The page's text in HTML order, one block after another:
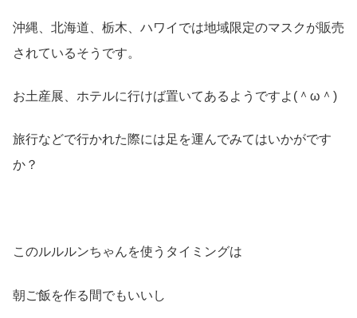
沖縄、北海道、栃木、ハワイでは地域限定のマスクが販売
されているそうです。
お土産展、ホテルに行けば置いてあるようですよ(＾ω＾)
旅行などで行かれた際には足を運んでみてはいかがです
か？
このルルルンちゃんを使うタイミングは
朝ご飯を作る間でもいいし